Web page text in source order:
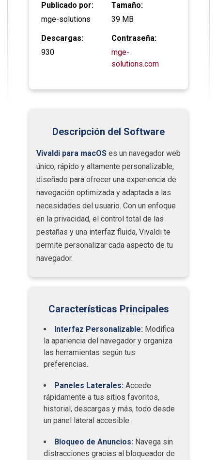
Publicado por:
mge-solutions
Tamaño:
39 MB
Descargas:
930
Contraseña:
mge-
solutions.com
Descripción del Software
Vivaldi para macOS es un navegador web
único, rápido y altamente personalizable,
diseñado para ofrecer una experiencia de
navegación optimizada y adaptada a las
necesidades del usuario. Con un enfoque
en la privacidad, el control total de las
pestañas y una interfaz fluida, Vivaldi te
permite personalizar cada aspecto de tu
navegador.
Características Principales
Interfaz Personalizable: Modifica
la apariencia del navegador y organiza
las herramientas según tus
preferencias.
Paneles Laterales: Accede
rápidamente a tus sitios favoritos,
historial, descargas y más, todo desde
un panel lateral accesible.
Bloqueo de Anuncios: Navega sin
distracciones gracias al bloqueador de